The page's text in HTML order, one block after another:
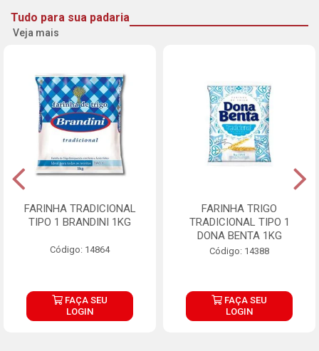
Tudo para sua padaria
Veja mais
FARINHA TRADICIONAL
TIPO 1 BRANDINI 1KG
Código: 14864
FAÇA SEU
LOGIN
FARINHA TRIGO
TRADICIONAL TIPO 1
DONA BENTA 1KG
Código: 14388
FAÇA SEU
LOGIN